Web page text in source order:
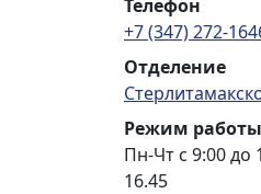
Телефон
+7 (347) 272-
Отделение
Режим
Пн-Чт с 9:00 до
16.45